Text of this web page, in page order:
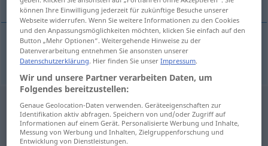
Radfahrerinf cyklistka
können Ihre Einwilligung jederzeit für zukünftige Besuche unserer
Webseite widerrufen. Wenn Sie weitere Informationen zu den Cookies
und den Anpassungsmöglichkeiten möchten, klicken Sie einfach auf den
Button „Mehr Optionen“. Weitergehende Hinweise zu der
Datenverarbeitung entnehmen Sie ansonsten unserer
Datenschutzerklärung. Hier finden Sie unserImpressum.
Wir und unsere Partner verarbeiten Daten, um
Folgendes bereitzustellen:
Genaue Geolocation-Daten verwenden. Geräteeigenschaften zur
Identifikation aktiv abfragen. Speichern von und/oder Zugriff auf
Informationen auf einem Gerät. Personalisierte Werbung und Inhalte,
Messung von Werbung und Inhalten, Zielgruppenforschung und
Entwicklung von Dienstleistungen.